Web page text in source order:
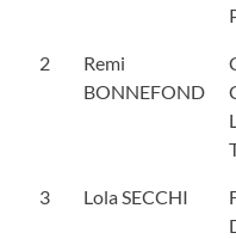
2
Remi
BONNEFOND
3 Lola SECCHI